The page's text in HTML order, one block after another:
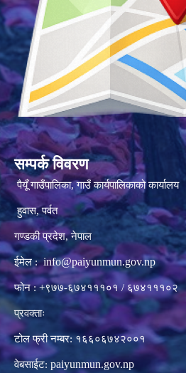
सम्पर्क विवरण
पैयूँ गाउँपालिका, गाउँ कार्यपालिकाको कार्यालय
हुवास, पर्वत
गण्डकी प्रदेश, नेपाल
ईमेल : info@paiyunmun.gov.np
फोन : +९७७-६७४१११०१ / ६७४१११०२
प्रवक्ताः
टोल फ्री नम्बर: १६६०६७४२००१
वेबसाईट: paiyunmun.gov.np